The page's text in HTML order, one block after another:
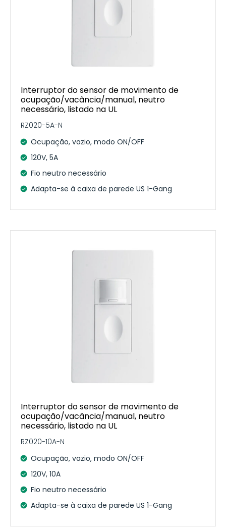
Interruptor do sensor de movimento de
ocupação/vacância/manual, neutro
necessário, listado na UL
RZ020-5A-N
Ocupação, vazio, modo ON/OFF
120V, 5A
Fio neutro necessário
Adapta-se à caixa de parede US 1-Gang
Interruptor do sensor de movimento de
ocupação/vacância/manual, neutro
necessário, listado na UL
RZ020-10A-N
Ocupação, vazio, modo ON/OFF
120V, 10A
Fio neutro necessário
Adapta-se à caixa de parede US 1-Gang